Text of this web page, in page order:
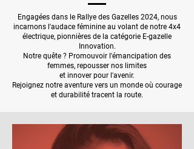
Engagées dans le Rallye des Gazelles 2024, nous
incarnons l'audace féminine au volant de notre 4x4
électrique, pionnières de la catégorie E-gazelle
Innovation.
Notre quête ? Promouvoir l'émancipation des
femmes, repousser nos limites
et innover pour l'avenir.
Rejoignez notre aventure vers un monde où courage
et durabilité tracent la route.